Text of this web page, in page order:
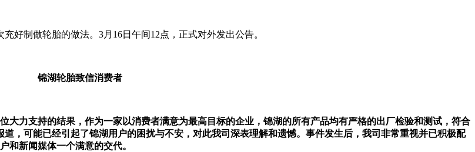
好制做轮胎的做法。3月16日午间12点，正式对外发出公告。
锦湖轮胎致信消费者
大力支持的结果，作为一家以消费者满意为最高目标的企业，锦湖的所有产品均有严格的出厂检验和测试，符合
，可能已经引起了锦湖用户的困扰与不安，对此我司深表理解和遗憾。事件发生后，我司非常重视并已积极配
和新闻媒体一个满意的交代。